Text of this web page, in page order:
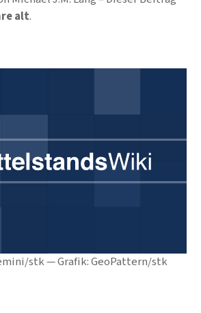
stk — Grafik: GeoPattern/stk
alt.